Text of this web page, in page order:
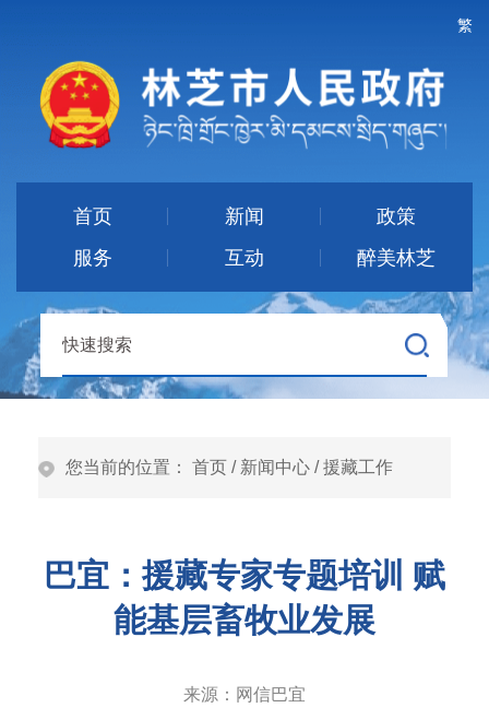
繁
首页 新闻
政策
服务
互动 醉美林芝
您当前的位置： 首页 / 新闻中心 /援藏工作
巴宜：援藏专家专题培训 赋
能基层畜牧业发展
来源： 网信巴宜